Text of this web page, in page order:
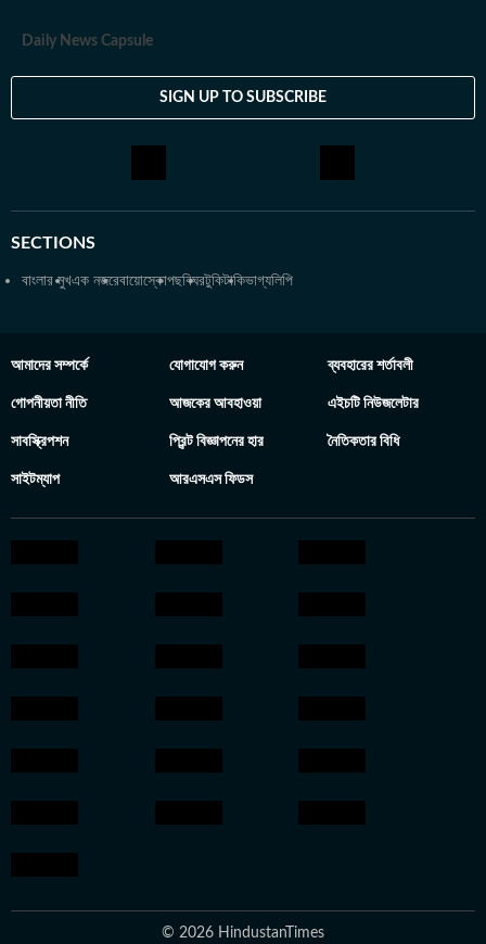
বই পড়ে এবং বিভিন্ন বিষয়ে ডকুমেন্টারি দেখে।
Daily News Capsule
SIGN UP TO SUBSCRIBE
SECTIONS
বাংলার মুখএক নজরেবায়োস্কোপছবিঘরটুকিটাকিভাগ্যলিপি
আমাদের সম্পর্কে যোগাযোগ করুন ব্যবহারের শর্তাবলী
গোপনীয়তা নীতি আজকের আবহাওয়া এইচটি নিউজলেটার
সাবস্ক্রিপশন প্রিন্ট বিজ্ঞাপনের হার নৈতিকতার বিধি
সাইটম্যাপ আরএসএস ফিডস
© 2026 HindustanTimes